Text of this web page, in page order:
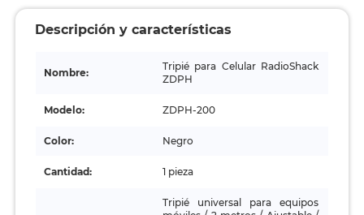
Descripción y características
Nombre:
Tripié para Celular RadioShack
ZDPH
Modelo: ZDPH-200
Color: Negro
Cantidad: 1 pieza
Tripié universal para equipos